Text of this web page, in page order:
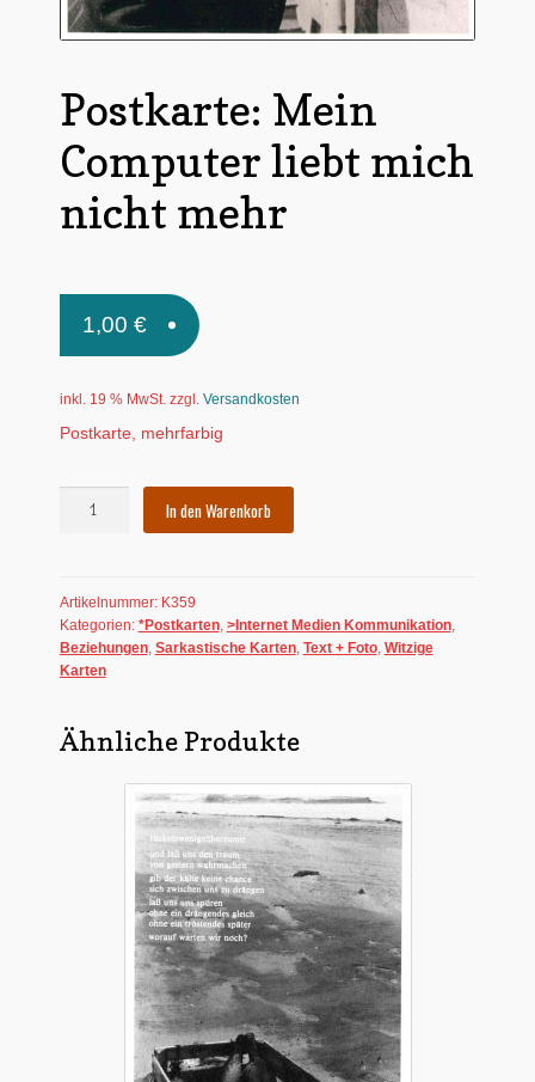
*Postkarten
Schnäppchen
Dies + Das
Regional
Produkte nach Themen
Gummiertes Papier
Postkarte: Mein
Computer liebt mich
nicht mehr
1,00 €
inkl. 19 % MwSt. zzgl. Versandkosten
Postkarte, mehrfarbig
mich
nicht
mehr
Menge
In den Warenkorb
Artikelnummer: K359
Kategorien: *Postkarten, >Internet Medien Kommunikation,
Beziehungen, Sarkastische Karten, Text + Foto, Witzige
Karten
Ähnliche Produkte